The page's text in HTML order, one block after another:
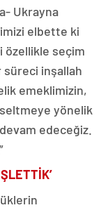
Ukrayna
elbette ki
özellikle seçim
süreci inşallah
emeklimizin,
yönelik
edeceğiz.